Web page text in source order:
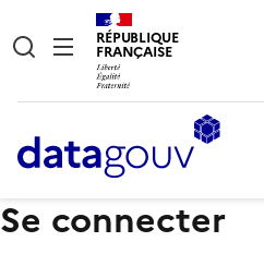
RÉPUBLIQUE
FRANÇAISE
Se connecter